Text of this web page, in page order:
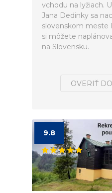
vchodu na lyžiach.
Jana Dedinky sa
slovenskom meste
si môžete
na Slovensku.
OVERIŤ
9.8